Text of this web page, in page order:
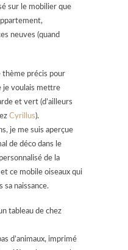
sur le mobilier que
neuves (quand
thème précis pour
je voulais mettre
et vert (d’ailleurs
Cyrillus).
je me suis aperçue
de déco dans le
de la
et ce mobile oiseaux qui
sa naissance.
tableau de chez
d’animaux, imprimé